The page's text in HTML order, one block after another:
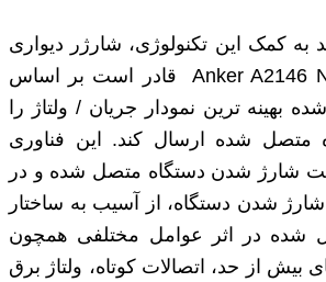
کمک این تکنولوژی، شارژر دیواری
انکر Anker A2146 Nano Charger قادر است بر اساس
بهینه ترین نمودار جریان / ولتاژ را
متصل شده ارسال کند. این فناوری
شارژ شدن دستگاه متصل شده و در
شدن دستگاه، از آسیب به ساختار
شده در اثر عوامل مختلفی همچون
بیش از حد، اتصالات کوتاه، ولتاژ برق